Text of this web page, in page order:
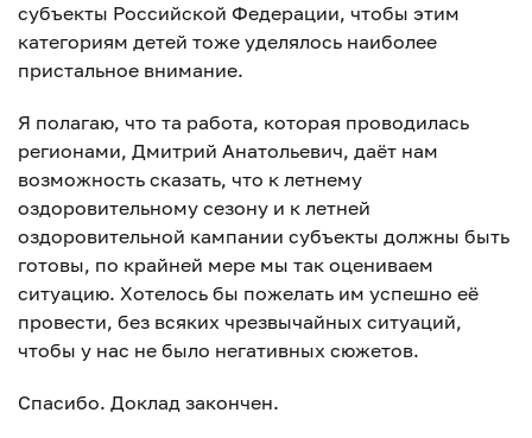
субъекты Российской Федерации, чтобы этим
категориям детей тоже уделялось наиболее
пристальное внимание.
Я полагаю, что та работа, которая проводилась
регионами, Дмитрий Анатольевич, даёт нам
возможность сказать, что к летнему
оздоровительному сезону и к летней
оздоровительной кампании субъекты должны быть
готовы, по крайней мере мы так оцениваем
ситуацию. Хотелось бы пожелать им успешно её
провести, без всяких чрезвычайных ситуаций,
чтобы у нас не было негативных сюжетов.
Спасибо. Доклад закончен.